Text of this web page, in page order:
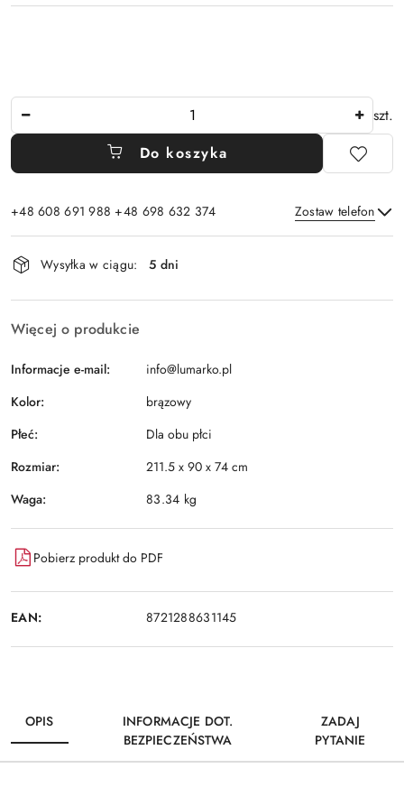
szt.
Do koszyka
+48 608 691 988 +48 698 632 374 Zostaw telefon
Dostępność
i
dostawa
Wysyłka w ciągu: 5 dni
Więcej o produkcie
Informacje e-mail:
info@lumarko.pl
Kolor:
brązowy
Płeć:
Dla obu płci
Rozmiar:
211.5 x 90 x 74 cm
Waga:
83.34 kg
Pobierz produkt do PDF
EAN: 8721288631145
OPIS
INFORMACJE DOT.
BEZPIECZEŃSTWA
ZADAJ
PYTANIE